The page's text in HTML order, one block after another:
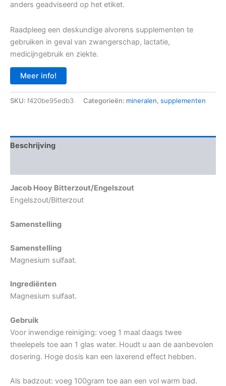
anders geadviseerd op het etiket.
Raadpleeg een deskundige alvorens supplementen te
gebruiken in geval van zwangerschap, lactatie,
medicijngebruik en ziekte.
Meer info!
SKU: f420be95edb3 Categorieën: mineralen, supplementen
Beschrijving
Jacob Hooy Bitterzout/Engelszout
Engelszout/Bitterzout
Samenstelling
Samenstelling
Magnesium sulfaat.
Ingrediënten
Magnesium sulfaat.
Gebruik
Voor inwendige reiniging: voeg 1 maal daags twee
theelepels toe aan 1 glas water. Houdt u aan de aanbevolen
dosering. Hoge dosis kan een laxerend effect hebben.
Als badzout: voeg 100gram toe aan een vol warm bad.